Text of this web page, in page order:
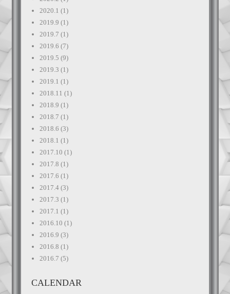
2020.1 (1)
2019.9 (1)
2019.7 (1)
2019.6 (7)
2019.5 (9)
2019.3 (1)
2019.1 (1)
2018.11 (1)
2018.9 (1)
2018.7 (1)
2018.6 (3)
2018.1 (1)
2017.10 (1)
2017.8 (1)
2017.6 (1)
2017.4(3)
2017.3 (1)
2017.1 (1)
2016.10 (1)
2016.9 (3)
2016.8 (1)
2016.7 (5)
CALENDAR